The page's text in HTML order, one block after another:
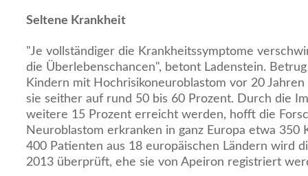
Seltene Krankheit
"Je vollständiger die Krankheitssymptome
die Überlebenschancen", betont Ladenstein.
Kindern mit Hochrisikoneuroblastom vor 20
sie seither auf rund 50 bis 60 Prozent. Durch die
weitere 15 Prozent erreicht werden, hofft die
Neuroblastom erkranken in ganz Europa etwa 350
400 Patienten aus 18 europäischen Ländern wird
2013 überprüft, ehe sie von Apeiron registriert